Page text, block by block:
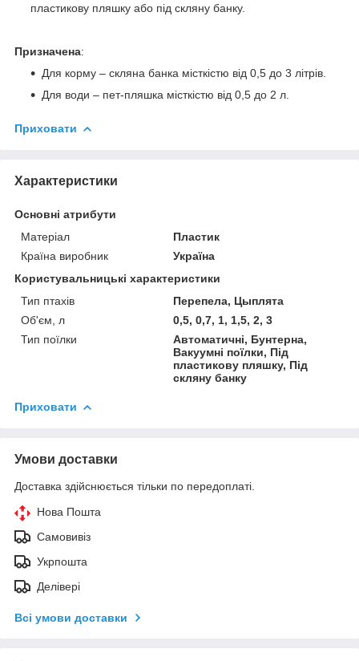
пластикову пляшку або під скляну банку.
Призначена:
Для корму – скляна банка місткістю від 0,5 до 3 літрів.
Для води – пет-пляшка місткістю від 0,5 до 2 л.
Приховати
Характеристики
Основні атрибути
Матеріал
Пластик
Країна виробник
Україна
Користувальницькі характеристики
Тип птахів
Перепела, Цыплята
Об'єм, л
0,5, 0,7, 1, 1,5, 2, 3
Тип поїлки
Автоматичні, Бунтерна,
Вакуумні поїлки, Під
пластикову пляшку, Під
скляну банку
Приховати
Умови доставки
Доставка здійснюється тільки по передоплаті.
Нова Пошта
Самовивіз
Укрпошта
Делівері
Всі умови доставки